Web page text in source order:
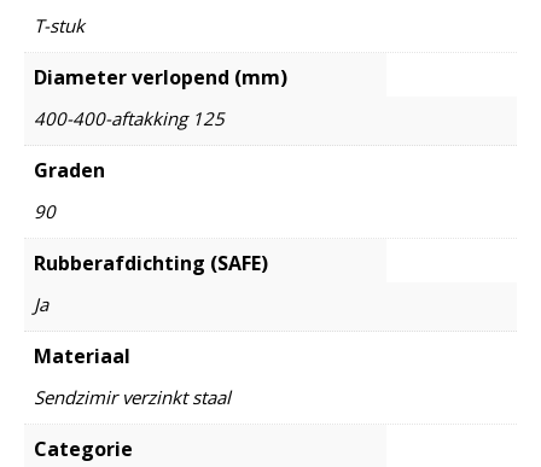
T-stuk
Diameter verlopend (mm)
400-400-aftakking 125
Graden
90
Rubberafdichting (SAFE)
Ja
Materiaal
Sendzimir verzinkt staal
Categorie